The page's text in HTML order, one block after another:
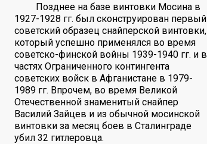
Позднее на базе винтовки Мосина в
1927-1928 гг. был сконструирован первый
советский образец снайперской винтовки,
который успешно применялся во время
советско-финской войны 1939-1940 гг. и в
частях Ограниченного контингента
советских войск в Афганистане в 1979-
1989 гг. Впрочем, во время Великой
Отечественной знаменитый снайпер
Василий Зайцев и из обычной мосинской
винтовки за месяц боев в Сталинграде
убил 32 гитлеровца.